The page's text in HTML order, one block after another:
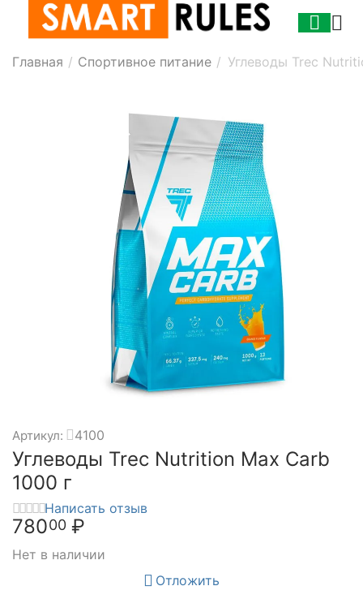
Главная / Спортивное питание / Углеводы Trec
Артикул: 4100
Углеводы Trec Nutrition Max Carb
1000 г
Написать отзыв
78000 ₽
Нет в наличии
Отложить